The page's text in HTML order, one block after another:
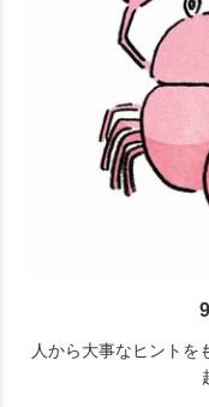
人から大事なヒントを